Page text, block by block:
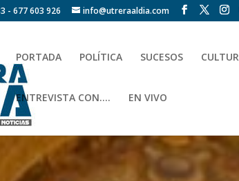
- 677 603 926 info@utreraaldia.com
PORTADA POLÍTICA SUCESOS
ENTREVISTA CON…. EN VIVO